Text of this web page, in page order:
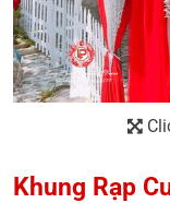
Khung Rạp